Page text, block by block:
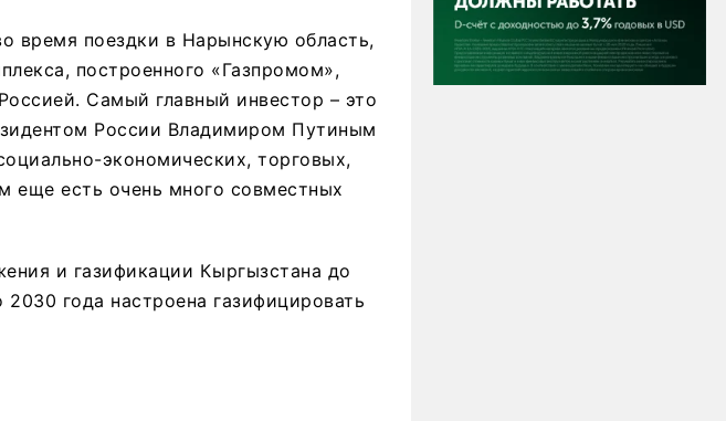
время поездки в Нарынскую область,
построенного «Газпромом»,
Самый главный инвестор – это
России Владимиром Путиным
экономических, торговых,
еще есть очень много совместных
и газификации Кыргызстана до
года настроена газифицировать